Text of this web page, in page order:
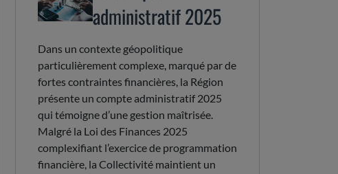
administratif 2025
Dans un contexte géopolitique
particulièrement complexe, marqué par de
fortes contraintes financières, la Région
présente un compte administratif 2025
qui témoigne d’une gestion maîtrisée.
Malgré la Loi des Finances 2025
complexifiant l’exercice de programmation
financière, la Collectivité maintient un